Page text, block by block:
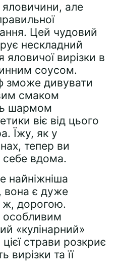
яловичини, але
Цей чудовий
нескладний
яловичої вирізки в
соусом.
зможе дивувати
смаком
шармом
віє від цього
Їжу, як у
тепер ви
себе вдома.
найніжніша
вона є дуже
ж, дорогою.
особливим
«кулінарний»
страви розкриє
вирізки та її